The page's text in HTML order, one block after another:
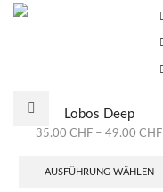
Lobos Deep
35.00 CHF – 49.00 CHF
AUSFÜHRUNG WÄHLEN